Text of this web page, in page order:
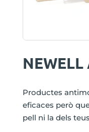
Productes
eficaces però
pell ni la dels